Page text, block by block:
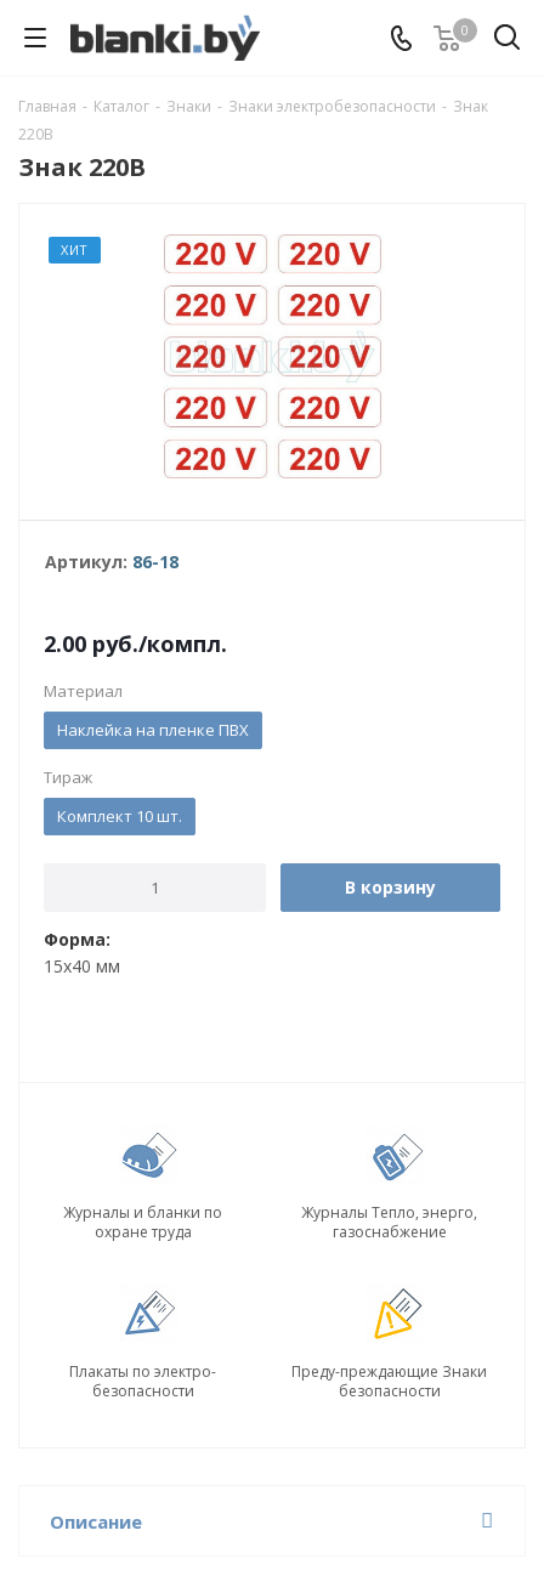
0
Главная - Каталог - Знаки - Знаки электробезопасности - Знак
220В
Знак 220В
ХИТ
Артикул: 86-18
2.00 руб./компл.
Материал
Наклейка на пленке ПВХ
Тираж
Комплект 10 шт.
В корзину
Форма:
15х40 мм
Журналы и бланки по
охране труда
Журналы Тепло, энерго,
газоснабжение
Плакаты по электро-
безопасности
Преду-преждающие Знаки
безопасности
Описание